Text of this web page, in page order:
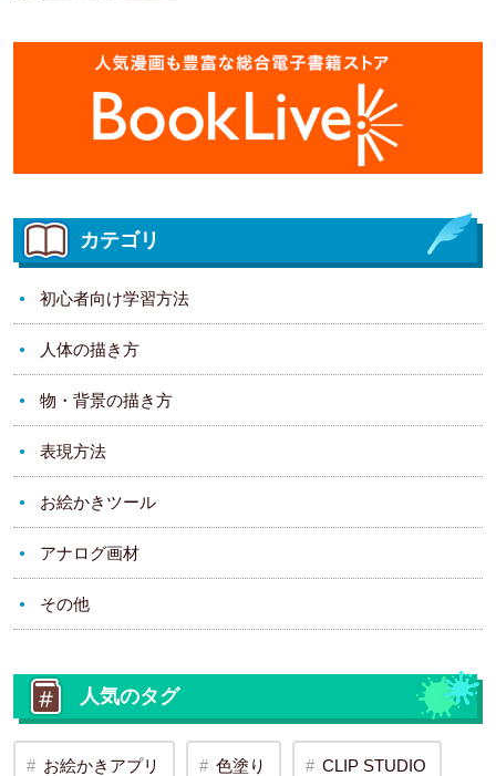
カテゴリ
初心者向け学習方法
人体の描き方
物・背景の描き方
表現方法
お絵かきツール
アナログ画材
その他
人気のタグ
お絵かきアプリ 色塗り CLIP STUDIO